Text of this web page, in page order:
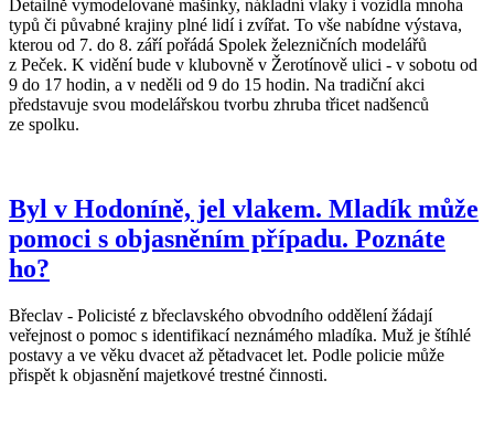
Detailně vymodelované mašinky, nákladní vlaky i vozidla mnoha
typů či půvabné krajiny plné lidí i zvířat. To vše nabídne výstava,
kterou od 7. do 8. září pořádá Spolek železničních modelářů
z Peček. K vidění bude v klubovně v Žerotínově ulici - v sobotu od
9 do 17 hodin, a v neděli od 9 do 15 hodin. Na tradiční akci
představuje svou modelářskou tvorbu zhruba třicet nadšenců
ze spolku.
Byl v Hodoníně, jel vlakem. Mladík může
pomoci s objasněním případu. Poznáte
ho?
Břeclav - Policisté z břeclavského obvodního oddělení žádají
veřejnost o pomoc s identifikací neznámého mladíka. Muž je štíhlé
postavy a ve věku dvacet až pětadvacet let. Podle policie může
přispět k objasnění majetkové trestné činnosti.